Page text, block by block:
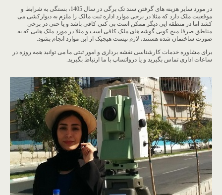
در مورد سایر هزینه های گرفتن سند تک برگی در سال 1405، بستگی به شرایط و
موقعیت ملک دارد که مثلا در برخی موارد اداره ثبت مالک را ملزم به دیوارکشی می
کشد اما در منطقه ایی دیگر ممکن است پی کنی کافی باشد و یا حتی در برخی
مناطق صرفا میخ کوبی گوشه های ملک کافی است و مثلا در مورد ملک هایی که به
صورت ساختمان شده هستند، لازم نیست هیچیک از این موارد انجام بشود.
برای مشاوره خدمات کارشناسی نقشه برداری و امور ثبتی ما می توانید همه روزه در
ساعات اداری تماس بگیرید و یا درواتساپ با ما ارتباط بگیرید.